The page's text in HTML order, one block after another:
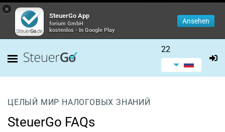
×
SteuerGo App
forium GmbH
kostenlos - In Google Play
Ansehen
22
ЦЕЛЫЙ МИР НАЛОГОВЫХ ЗНАНИЙ
SteuerGo FAQs